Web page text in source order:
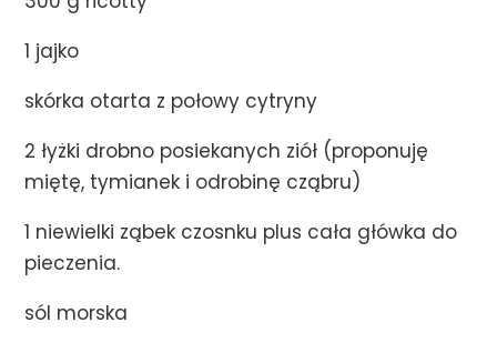
1 jajko
skórka otarta z połowy cytryny
2 łyżki drobno posiekanych ziół (proponuję
miętę, tymianek i odrobinę cząbru)
1 niewielki ząbek czosnku plus cała główka do
pieczenia.
sól morska